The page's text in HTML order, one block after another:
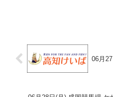
06月